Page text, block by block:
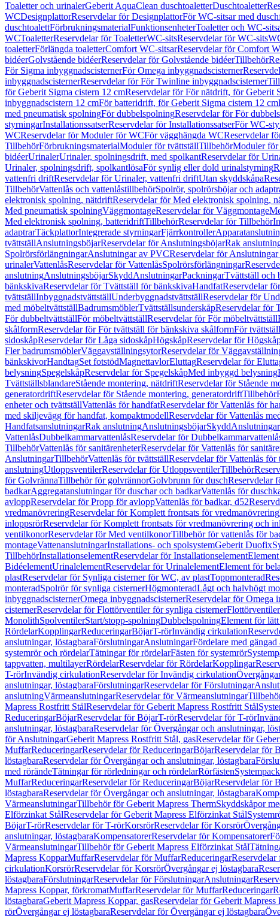
Toaletter och urinalerGeberit AquaClean duschtoaletterDuschtoaletter
WCDesignplattorReservdelar för DesignplattorFör WC-sitsar med
duschtoalettFörbrukningsmaterialFunktionsenheterToaletter och WC-
WCToaletterReservdelar för ToaletterWC-sitsReservdelar för WC-sits
toaletterFörlängda toaletterComfort WC-sitsarReservdelar för Comfort
bidéerGolvstående bidéerReservdelar för Golvstående bidéerTillbehör
För Sigma inbyggnadscisternerFör Omega inbyggnadscisterner
inbyggnadscisternerReservdelar för För Twinline inbyggnadscisterner
för Geberit Sigma cistern 12 cmReservdelar för För nätdrift, för Geberit
inbyggnadscistern 12 cmFör batteridrift, för Geberit Sigma cistern 12 cm
med pneumatisk spolningFör dubbelspolningReservdelar för För
styrningarInstallationssatserReservdelar för InstallationssatserFör WC-
WCReservdelar för Moduler för WCFör vägghängda WCReservdelar
TillbehörFörbrukningsmaterialModuler för tvättställTillbehörModuler för
bidéerUrinalerUrinaler, spolningsdrift, med spolkantReservdelar för
Urinaler, spolningsdrift, spolkantlösaFör synlig eller dold urinalstyrning
vattenfri driftReservdelar för Urinaler, vattenfri driftUtan skyddskåpa
TillbehörVattenlås och vattenlåstillbehörSpolrör, spolrörsböjar och
elektronisk spolning, nätdriftReservdelar för Med elektronisk spolning,
Med pneumatisk spolningVäggmontageReservdelar för Väggmontage
Med elektronisk spolning, batteridriftTillbehörReservdelar för Tillbehör
adaptrarTäckplattorIntegrerade styrningarFjärrkontroller
tvättställAnslutningsböjarReservdelar för AnslutningsböjarRak
SpolrörsförlängningarAnslutningar av PVCReservdelar för
urinalerVattenlåsReservdelar för VattenlåsSpolrörsförlängningar
anslutningAnslutningsböjarSkyddAnslutningarPackningarTvättställ och
bänkskivaReservdelar för Tvättställ för bänkskivaHandfatReservdelar
tvättställInbyggnadstvättställUnderbyggnadstvättställReservdelar för
med möbeltvättställBadrumsmöblerTvättställsunderskåpReservdelar för
För dubbeltvättställFör möbeltvättställReservdelar för För möbeltvättställ
skålformReservdelar för För tvättställ för bänkskiva skålformFör
sidoskåpReservdelar för Låga sidoskåpHögskåpReservdelar för
Fler badrumsmöblerVäggavställningsytorReservdelar för
bänkskivorHandtagSet fotstödMagnettavlorEluttagReservdelar för
belysningSpegelskåpReservdelar för SpegelskåpMed inbyggd belysning
TvättställsblandareStående montering, nätdriftReservdelar för Stående
generatordriftReservdelar för Stående montering, generatordriftTillbehör
enheter och tvättställVattenlås för handfatReservdelar för Vattenlås för
med skiljevägg för handfat, kompaktmodellReservdelar för Vattenlås
HandfatsanslutningarRak anslutningAnslutningsböjarSkyddAnslutningar
VattenlåsDubbelkammarvattenlåsReservdelar för
TillbehörVattenlås för sanitärenheterReservdelar för Vattenlås för
AnslutningarTillbehörVattenlås för tvättställReservdelar för Vattenlås för
anslutningUtloppsventilerReservdelar för UtloppsventilerTillbehör
för GolvrännaTillbehör för golvrännorGolvbrunn för duschReservdelar
badkarAggregatanslutningar för duschar och badkarVattenlås för
avloppReservdelar för Propp för avloppVattenlås för badkar, d52
vredmanövreringReservdelar för Komplett frontsats för vredmanövrering
inloppsrörReservdelar för Komplett frontsats för vredmanövrering och
ventilkonorReservdelar för Med ventilkonorTillbehör för vattenlås för
montageVattenanslutningarInstallations- och spolsystemGeberit Duofix
TillbehörInstallationselementReservdelar för Installationselement
BidéelementUrinalelementReservdelar för UrinalelementElement för
plastReservdelar för Synliga cisterner för WC, av plastToppmonterad
monteradSpolrör för synliga cisternerHögmonteradLågt och halvhögt
inbyggnadscisternerOmega inbyggnadscisternerReservdelar för Omega
cisternerReservdelar för Flottörventiler för synliga cisterner
MonolithSpolventilerStart/stopp-spolningDubbelspolningElement för
RördelarKopplingarReduceringarBöjarT-rörInvändig cirkulation
anslutningar, löstagbaraFörslutningarAnslutningarFördelare med
systemrör och rördelarTätningar för rördelarFästen för systemrör
tappvatten, multilayerRördelarReservdelar för RördelarKopplingar
T-rörInvändig cirkulationReservdelar för Invändig cirkulation
anslutningar, löstagbaraFörslutningarReservdelar för Förslutningar
anslutningVärmeanslutningarReservdelar för Värmeanslutningar
Mapress Rostfritt StålReservdelar för Geberit Mapress Rostfritt Stål
ReduceringarBöjarReservdelar för BöjarT-rörReservdelar för T-rör
anslutningar, löstagbaraReservdelar för Övergångar och anslutningar,
för AnslutningarGeberit Mapress Rostfritt Stål, gasReservdelar för
MuffarReduceringarReservdelar för ReduceringarBöjarReservdelar för
löstagbaraReservdelar för Övergångar och anslutningar, löstagbara
med rörändeTätningar för rörledningar och rördelarRörfästen
MuffarReduceringarReservdelar för ReduceringarBöjarReservdelar för
löstagbaraReservdelar för Övergångar och anslutningar, löstagbara
VärmeanslutningarTillbehör för Geberit Mapress ThermSkyddskåpor
Elförzinkat StålReservdelar för Geberit Mapress Elförzinkat Stål
BöjarT-rörReservdelar för T-rörKorsrörReservdelar för Korsrör
anslutningar, löstagbaraKompensatorerReservdelar för Kompensatorer
VärmeanslutningarTillbehör för Geberit Mapress Elförzinkat Stål
Mapress KopparMuffarReservdelar för MuffarReduceringarReservdelar
cirkulationKorsrörReservdelar för KorsrörÖvergångar ej löstagbara
löstagbaraFörslutningarReservdelar för FörslutningarAnslutningar
Mapress Koppar, förkromatMuffarReservdelar för MuffarReduceringar
löstagbaraGeberit Mapress Koppar, gasReservdelar för Geberit Mapress
rörÖvergångar ej löstagbaraReservdelar för Övergångar ej löstagbara